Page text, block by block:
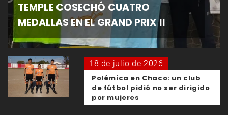
TEMPLE COSECHÓ CUATRO
MEDALLAS EN EL GRAND PRIX II
18 de julio de 2026
Polémica en Chaco: un club
de fútbol pidió no ser dirigido
por mujeres